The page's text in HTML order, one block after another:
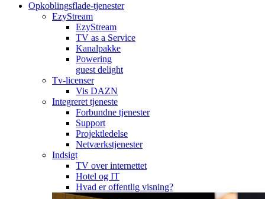
Opkoblingsflade-tjenester
EzyStream
EzyStream
TV as a Service
Kanalpakke
Powering
guest delight
Tv-licenser
Vis DAZN
Integreret tjeneste
Forbundne tjenester
Support
Projektledelse
Netværkstjenester
Indsigt
TV over internettet
Hotel og IT
Hvad er offentlig visning?